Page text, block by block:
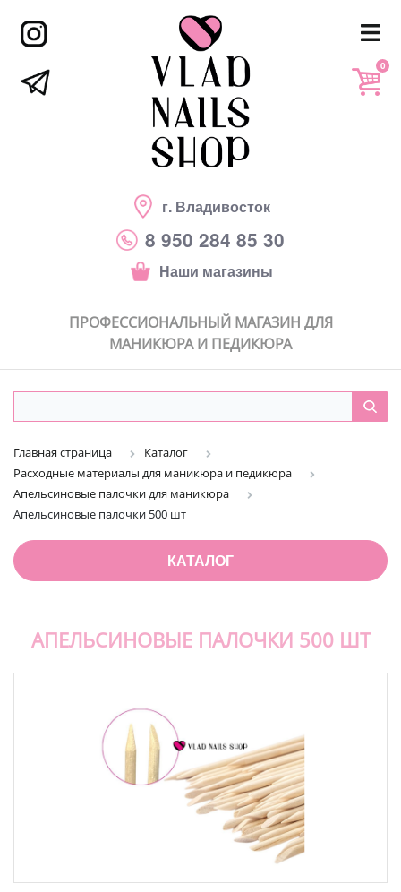
г. Владивосток
8 950 284 85 30
Наши магазины
0
ПРОФЕССИОНАЛЬНЫЙ МАГАЗИН ДЛЯ
МАНИКЮРА И ПЕДИКЮРА
Главная страница
Каталог
Расходные материалы для маникюра и педикюра
Апельсиновые палочки для маникюра
Апельсиновые палочки 500 шт
КАТАЛОГ
АПЕЛЬСИНОВЫЕ ПАЛОЧКИ 500 ШТ